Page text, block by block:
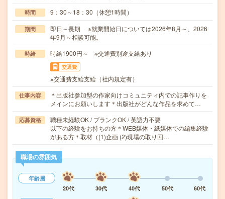
時間 9：30～18：30（休憩1時間）
期間
即日～長期 ※就業開始日については2026年8月～、2026
年9月～相談可能。
時給 時給1900円～ ※交通費別途支給あり
交通費
※交通費支給支給（社内規定有）
仕事内容
＊出版社参加型の作家向けコミュニティ内での記事作りを
メインにお願いします＊出版社がどんな作品を求めて…
応募資格
職種未経験OK / ブランクOK / 英語力不要
以下の経験をお持ちの方＊WEB媒体・紙媒体での編集経験
がある方＊取材（(1)企画 (2)現場の取り回…
職場の雰囲気
年齢層
20代
30代 40代 50代
60代